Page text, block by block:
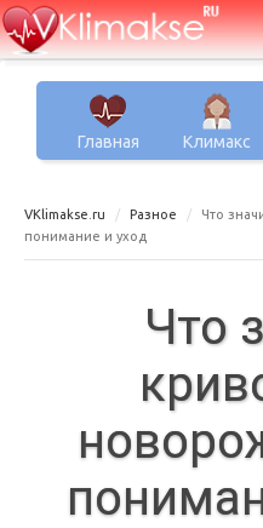
Главная Климакс
VKlimakse.ru Разное
Что
понимание и уход
Что